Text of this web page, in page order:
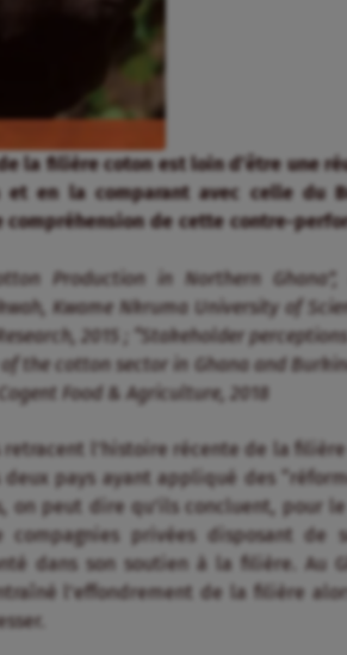
la filière coton est loin d’être une
et en la comparant avec celle du
compréhension de cette contre-
Production in Northern
Kwame Nkruma University of
2015 ; “Stakeholder
the cotton sector in Ghana and
Food & Agriculture, 2018
retracent l’histoire récente de la
deux pays ayant appliqué des
on peut dire qu’ils concluent, pour
compagnies privées disposant
dans son soutien à la filière. Au
l’effondrement de la filière